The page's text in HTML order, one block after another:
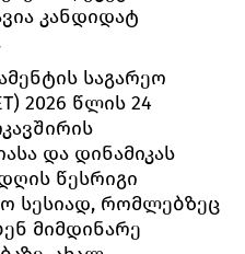
კანდიდატ
საგარეო
2026 წლის 24
და დინამიკას
წესრიგი
სესიად, რომლებზეც
მიმდინარე